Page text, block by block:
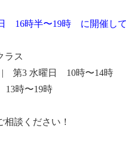
16時半〜19時 に開催し
ラス
第3 水曜日 10時〜14時
時〜19時
談ください！